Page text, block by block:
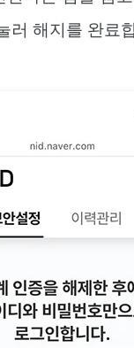
러 해지를 완료